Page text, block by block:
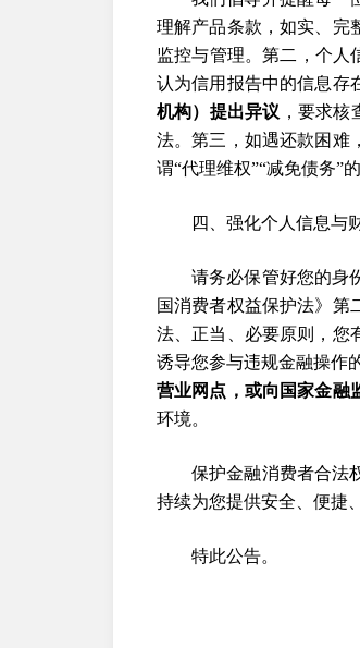
理解产品条款，如实、完
监控与管理。第二，个人
认为信用报告中的信息存
机构）提出异议 ，要求
法。第三，如遇还款困难
谓“代理维权”“减免债务”
四、强化个人信息与
请务必保管好您的身
国消费者权益保护法》第
法、正当、必要原则，您
诱导您参与违规金融操作
营业网点，或向国家金融
环境。
保护金融消费者合法
持续为您提供安全、便捷
特此公告。